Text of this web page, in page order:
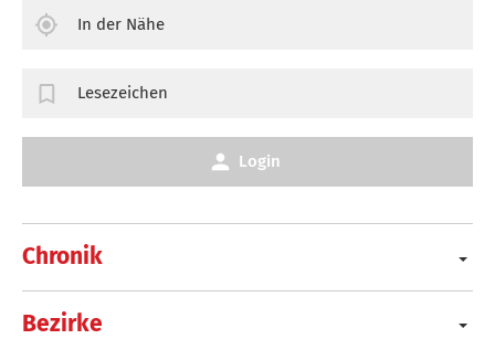
Chronik
Bezirke
In der Nähe
Lesezeichen
Login